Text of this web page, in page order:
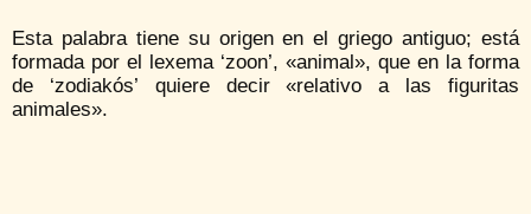
Esta palabra tiene su origen en el griego antiguo; está
formada por el lexema ‘zoon’, «animal», que en la forma
de ‘zodiakós’ quiere decir «relativo a las figuritas
animales».